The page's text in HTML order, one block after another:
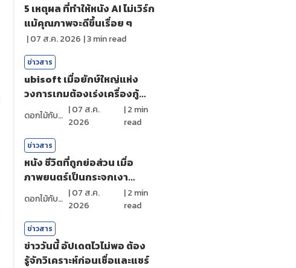
5 เหตุผล ที่ทำให้หนัง AI ไม่เวิร์ก
แม้คุณภาพจะดีขึ้นเรื่อย ๆ
|07 ส.ค. 2026 |3min read
ข่าวสาร
ubisoft เมื่อยักษ์ใหญ่แห่ง
วงการเกมต้องเร่งเครื่องกู้
ศรัทธา
ดอกไม้กับสายน้ำ |07 ส.ค.
2026
|2 min
read
ข่าวสาร
หนัง ชีวิตที่ถูกย่อส่วน เมื่อ
ภาพยนตร์เป็นกระจกเงา
สะท้อนตัวตน
ดอกไม้กับสายน้ำ |07 ส.ค.
2026
|2 min
read
ข่าวสาร
ข่าววันนี้ อัปเดตไวไม่พอ ต้อง
รู้จักวิเคราะห์ก่อนเชื่อและแชร์